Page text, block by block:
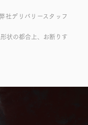
社デリバリースタッフ
状の都合上、お断りす